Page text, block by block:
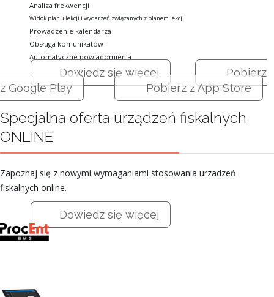
Analiza frekwencji
Widok planu lekcji i wydarzeń związanych z planem lekcji
Prowadzenie kalendarza
Obsługa komunikatów
Automatyczne powiadomienia
Dowiedz się więcej
Pobierz
z Google Play
Pobierz z App Store
Specjalna oferta urządzeń fiskalnych
ONLINE
Zapoznaj się z nowymi wymaganiami stosowania urzadzeń
fiskalnych online.
Dowiedz się więcej